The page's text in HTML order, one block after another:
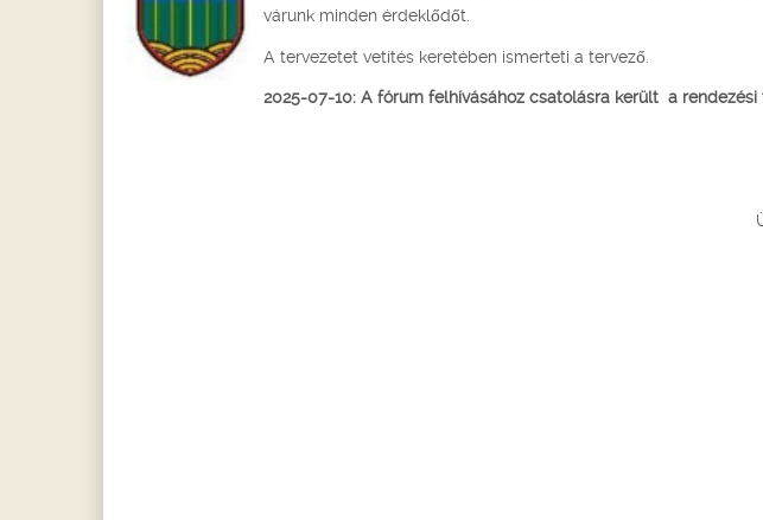
várunk minden érdeklődőt.
A tervezetet vetítés keretében ismerteti a tervező.
2025-07-10: A fórum felhívásához csatolásra került a